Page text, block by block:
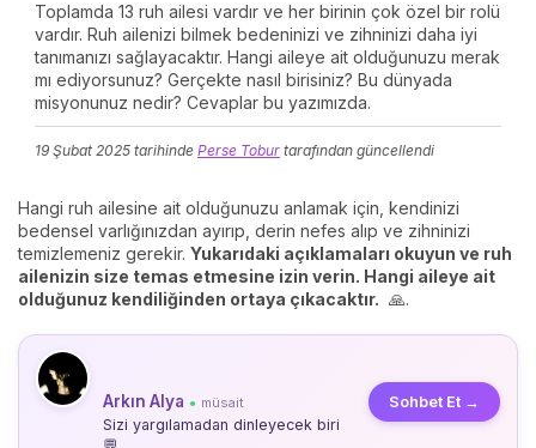
Toplamda 13 ruh ailesi vardır ve her birinin çok özel bir rolü
vardır. Ruh ailenizi bilmek bedeninizi ve zihninizi daha iyi
tanımanızı sağlayacaktır. Hangi aileye ait olduğunuzu merak
mı ediyorsunuz? Gerçekte nasıl birisiniz? Bu dünyada
misyonunuz nedir? Cevaplar bu yazımızda.
19 Şubat 2025 tarihinde Perse Tobur tarafından güncellendi
Hangi ruh ailesine ait olduğunuzu anlamak için, kendinizi
bedensel varlığınızdan ayırıp, derin nefes alıp ve zihninizi
temizlemeniz gerekir. Yukarıdaki açıklamaları okuyun ve ruh
ailenizin size temas etmesine izin verin. Hangi aileye ait
olduğunuz kendiliğinden ortaya çıkacaktır. 🙏.
Arkın Alya ● müsait
Sizi yargılamadan dinleyecek biri
Sohbet Et →